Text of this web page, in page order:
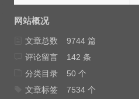
网站概况
文章总数
9744 篇
评论留言
142 条
分类目录
50 个
文章标签
7534 个